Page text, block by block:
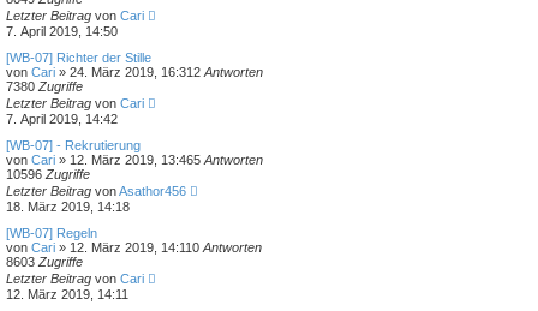
Letzter Beitrag von Cari
7. April 2019, 14:50
[WB-07] Richter der Stille
von Cari » 24. März 2019, 16:312 Antworten
7380 Zugriffe
Letzter Beitrag von Cari
7. April 2019, 14:42
[WB-07] - Rekrutierung
von Cari » 12. März 2019, 13:465 Antworten
10596 Zugriffe
Letzter Beitrag vonAsathor456
18. März 2019, 14:18
[WB-07] Regeln
von Cari » 12. März 2019, 14:110 Antworten
8603 Zugriffe
Letzter Beitrag von Cari
12. März 2019, 14:11